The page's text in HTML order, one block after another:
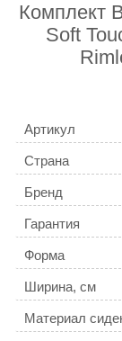
Комплект
Soft
Артикул
Страна
Бренд
Гарантия
Форма
Ширина, см
Материал